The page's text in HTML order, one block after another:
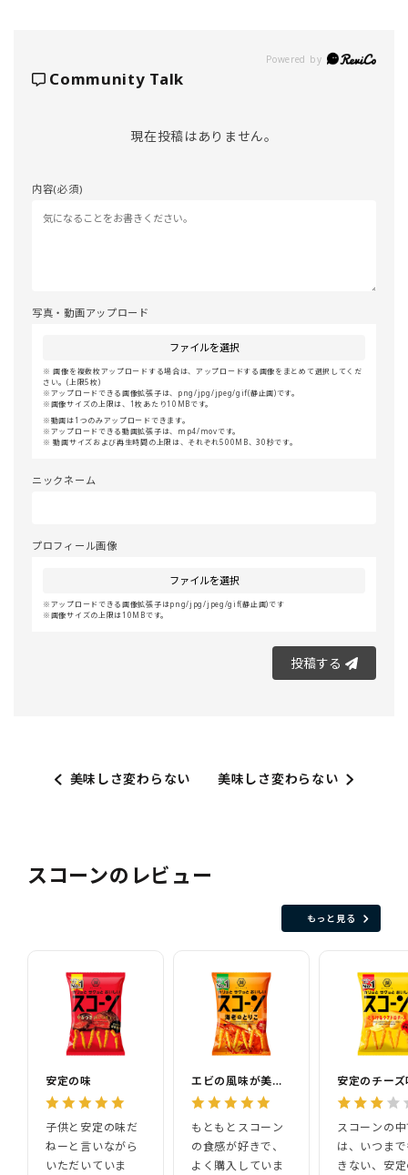
Powered by
Community Talk
現在投稿はありません。
内容(必須)
写真・動画アップロード
ファイルを選択
画像を複数枚アップロードする場合は、アップロードする画像をまとめて選択してくだ
さい。(上限5枚)
アップロードできる画像拡張子は、png/jpg/jpeg/gif(静止画)です。
画像サイズの上限は、1枚あたり10MBです。
動画は1つのみアップロードできます。
アップロードできる動画拡張子は、mp4/movです。
動画サイズおよび再生時間の上限は、それぞれ500MB、30秒です。
ニックネーム
プロフィール画像
ファイルを選択
アップロードできる画像拡張子はpng/jpg/jpeg/gif(静止画)です
画像サイズの上限は10MBです。
投稿する
美味しさ変わらない 美味しさ変わらない
スコーンのレビュー
もっと見る
安定の味
子供と安定の味だ
ねーと言いながら
いただいていま
エビの風味が美味しい
もともとスコーン
の食感が好きで、
よく購入していま
安定のチー
スコーンの
は、いつま
きない、安